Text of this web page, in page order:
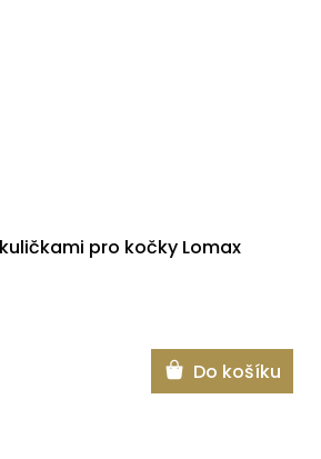
pro kočky Lomax
Do košíku